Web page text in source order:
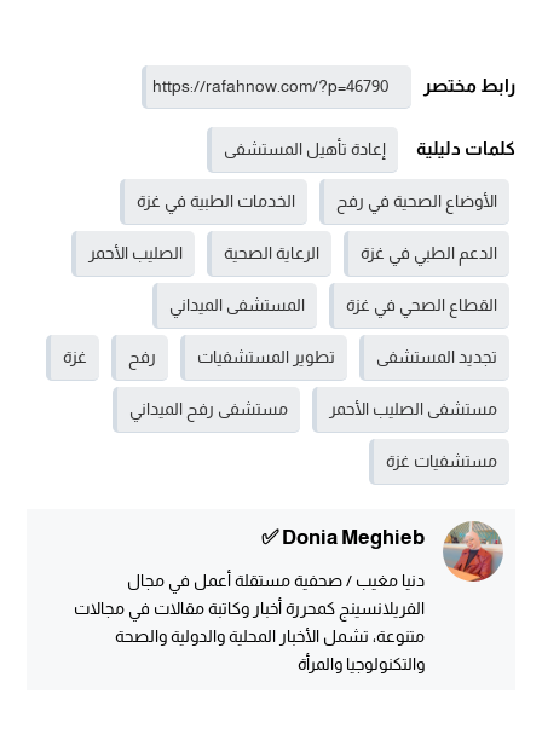
رابط مختصر
كلمات دليلية إعادة تأهيل المستشفى
الأوضاع الصحية في رفح الخدمات الطبية في غزة
الدعم الطبي في غزة الرعاية الصحية الصليب الأحمر
القطاع الصحي في غزة المستشفى الميداني
تجديد المستشفى تطوير المستشفيات رفح غزة
مستشفى الصليب الأحمر مستشفى رفح الميداني
مستشفيات غزة
Donia Meghieb ✅
دنيا مغيب / صحفية مستقلة أعمل في مجال
الفريلانسينج كمحررة أخبار وكاتبة مقالات في مجالات
متنوعة، تشمل الأخبار المحلية والدولية والصحة
والتكنولوجيا والمرأة